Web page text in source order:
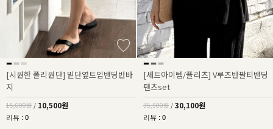
[시원한 폴리원단] 밑단옆트임밴딩반바
지
15,000원 / 10,500원
리뷰 : 0
[세트아이템/플리츠] V루즈반팔티밴딩
팬츠set
35,500원 / 30,100원
리뷰 : 0